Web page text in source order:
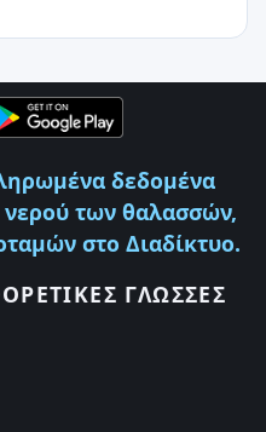
δεδομένα
νερού των θαλασσών,
στο Διαδίκτυο.
ΓΛΏΣΣΕΣ